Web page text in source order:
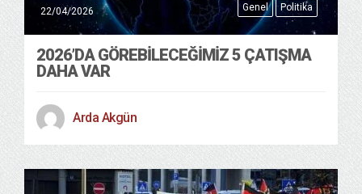
Genel Politika
22/04/2026
2026’DA GÖREBILECEĞIMIZ 5 ÇATIŞMA
DAHA VAR
Arda Akgün